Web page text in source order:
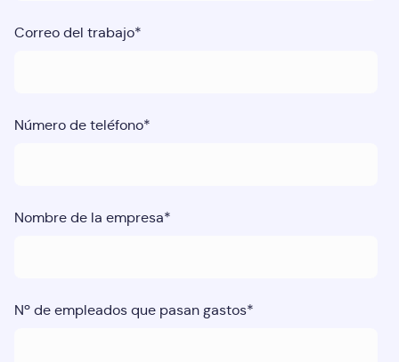
Correo del trabajo*
Número de teléfono*
Nombre de la empresa*
Nº de empleados que pasan gastos*